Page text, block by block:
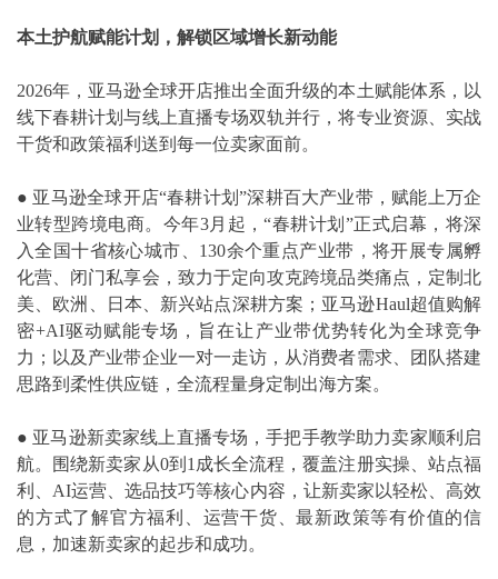
本土护航赋能计划，解锁区域增长新动能
2026年，亚马逊全球开店推出全面升级的本土赋能体系，以
线下春耕计划与线上直播专场双轨并行，将专业资源、实战
干货和政策福利送到每一位卖家面前。
● 亚马逊全球开店“春耕计划”深耕百大产业带，赋能上万企
业转型跨境电商。今年3月起，“春耕计划”正式启幕，将深
入全国十省核心城市、130余个重点产业带，将开展专属孵
化营、闭门私享会，致力于定向攻克跨境品类痛点，定制北
美、欧洲、日本、新兴站点深耕方案；亚马逊Haul超值购解
密+AI驱动赋能专场，旨在让产业带优势转化为全球竞争
力；以及产业带企业一对一走访，从消费者需求、团队搭建
思路到柔性供应链，全流程量身定制出海方案。
● 亚马逊新卖家线上直播专场，手把手教学助力卖家顺利启
航。围绕新卖家从0到1成长全流程，覆盖注册实操、站点福
利、AI运营、选品技巧等核心内容，让新卖家以轻松、高效
的方式了解官方福利、运营干货、最新政策等有价值的信
息，加速新卖家的起步和成功。